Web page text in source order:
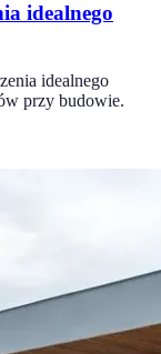
idealnego
idealnego
przy budowie.